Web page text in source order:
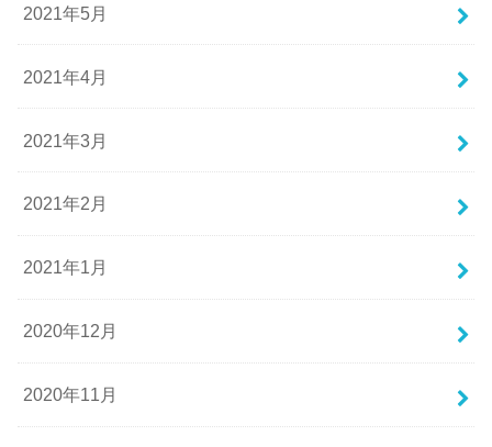
2021年5月
2021年4月
2021年3月
2021年2月
2021年1月
2020年12月
2020年11月